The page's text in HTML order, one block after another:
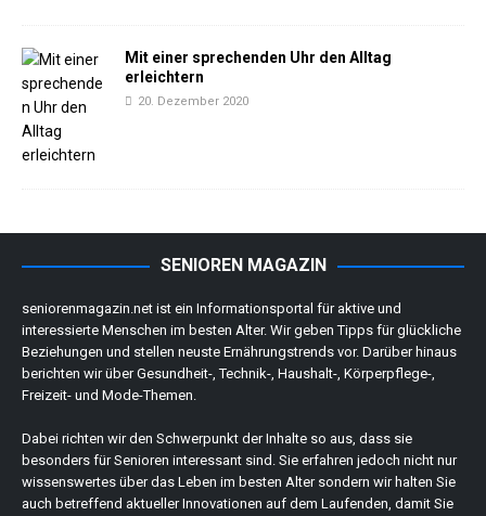
Mit einer sprechenden Uhr den Alltag
erleichtern
20. Dezember 2020
SENIOREN MAGAZIN
seniorenmagazin.net ist ein Informationsportal für aktive und
interessierte Menschen im besten Alter. Wir geben Tipps für glückliche
Beziehungen und stellen neuste Ernährungstrends vor. Darüber hinaus
berichten wir über Gesundheit-, Technik-, Haushalt-, Körperpflege-,
Freizeit- und Mode-Themen.
Dabei richten wir den Schwerpunkt der Inhalte so aus, dass sie
besonders für Senioren interessant sind. Sie erfahren jedoch nicht nur
wissenswertes über das Leben im besten Alter sondern wir halten Sie
auch betreffend aktueller Innovationen auf dem Laufenden, damit Sie